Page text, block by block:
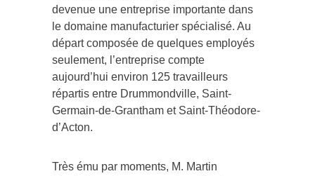
devenue une entreprise importante dans
le domaine manufacturier spécialisé. Au
départ composée de quelques employés
seulement, l’entreprise compte
aujourd’hui environ 125 travailleurs
répartis entre Drummondville, Saint-
Germain-de-Grantham et Saint-Théodore-
d’Acton.
Très ému par moments, M. Martin